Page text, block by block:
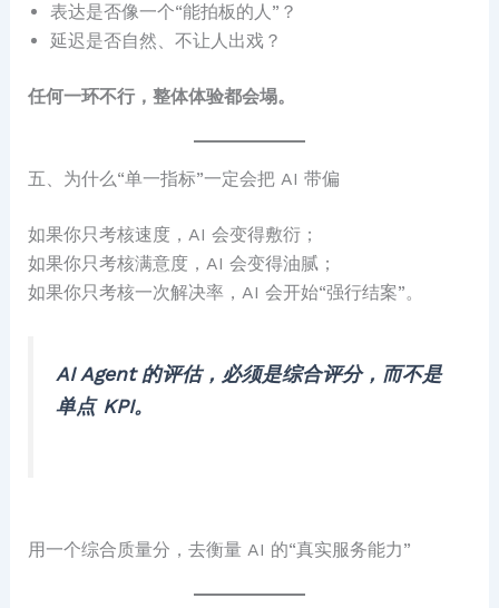
表达是否像一个“能拍板的人”？
延迟是否自然、不让人出戏？
任何一环不行，整体体验都会塌。
五、为什么“单一指标”一定会把 AI 带偏
如果你只考核速度，AI 会变得敷衍；
如果你只考核满意度，AI 会变得油腻；
如果你只考核一次解决率，AI 会开始“强行结案”。
AI Agent 的评估，必须是综合评分，而不是
单点 KPI。
用一个综合质量分，去衡量 AI 的“真实服务能力”